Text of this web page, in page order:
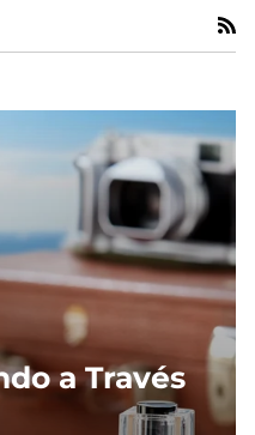
a Través